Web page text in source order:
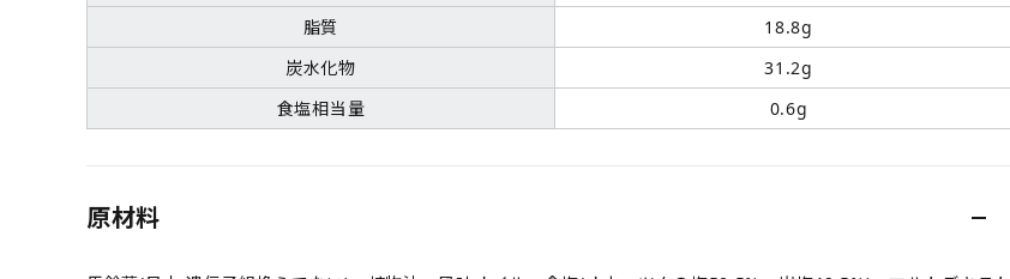
脂質
18.8g
炭水化物
31.2g
食塩相当量
0.6g
原材料